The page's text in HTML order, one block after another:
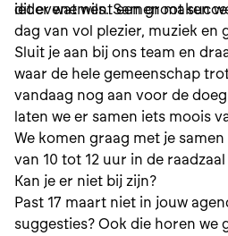
dit evenement een groot
ieder wat wils. Samen maken
dag van vol plezier, muziek en
Sluit je aan bij ons team en
waar de hele gemeenschap
vandaag nog aan voor de
laten we er samen iets moois
We komen graag met je
van 10 tot 12 uur in de
Kan je er niet bij zijn?
Past 17 maart niet in jouw
suggesties? Ook die horen we